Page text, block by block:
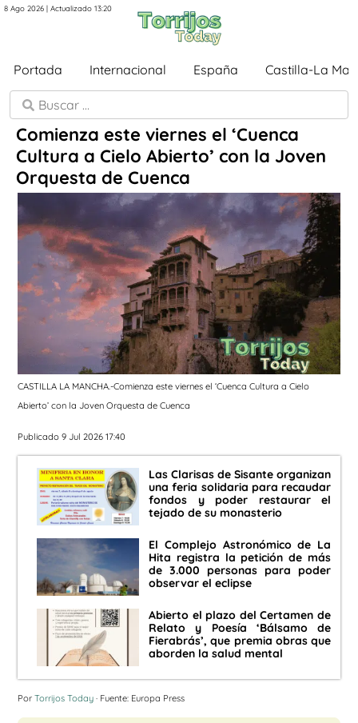
8 Ago 2026 | Actualizado 13:20
Portada Internacional España Castilla-La
Comienza este viernes el ‘Cuenca
Cultura a Cielo Abierto’ con la Joven
Orquesta de Cuenca
CASTILLA LA MANCHA.-Comienza este viernes el ‘Cuenca Cultura a Cielo
Abierto’ con la Joven Orquesta de Cuenca
Publicado 9 Jul 2026 17:40
Las Clarisas de Sisante organizan
una feria solidaria para recaudar
fondos y poder restaurar el
tejado de su monasterio
El Complejo Astronómico de La
Hita registra la petición de más
de 3.000 personas para poder
observar el eclipse
Abierto el plazo del Certamen de
Relato y Poesía ‘Bálsamo de
Fierabrás’, que premia obras que
aborden la salud mental
Por Torrijos Today · Fuente: Europa Press